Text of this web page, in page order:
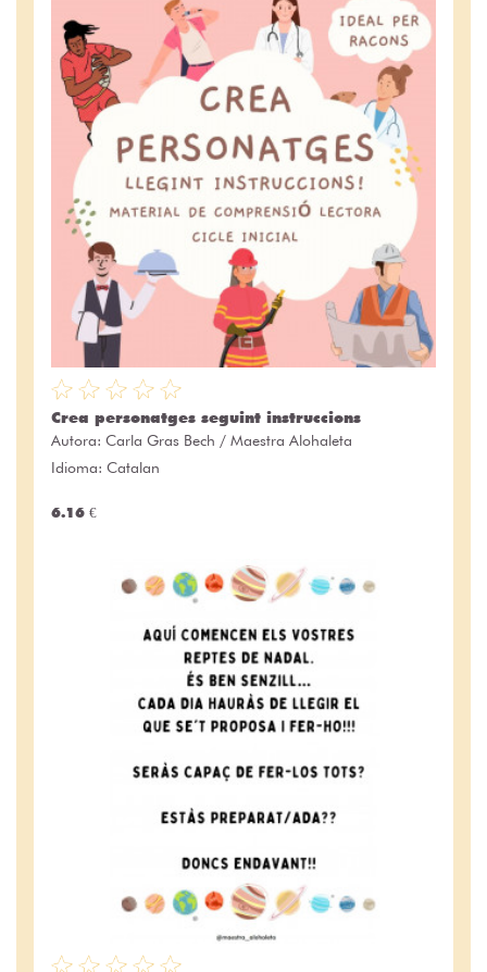
Crea personatges seguint instruccions
Autora: Carla Gras Bech / Maestra Alohaleta
Idioma: Catalan
6.16 €